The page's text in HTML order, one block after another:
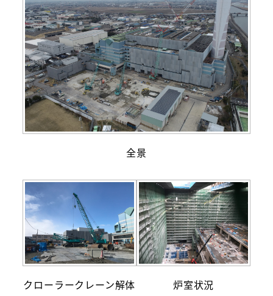
全景
クローラークレーン解体 炉室状況